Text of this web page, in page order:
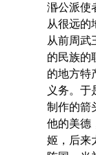
湣公派使
从很远的
从前周武
的民族的
的地方特
义务。于
制作的箭
他的美德
姬，后来